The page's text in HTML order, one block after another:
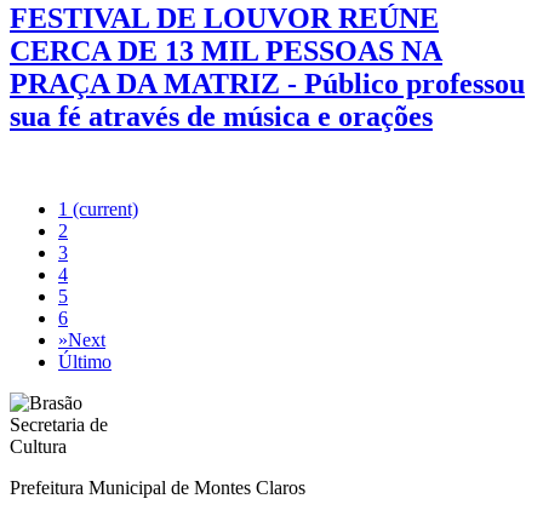
FESTIVAL DE LOUVOR REÚNE
CERCA DE 13 MIL PESSOAS NA
PRAÇA DA MATRIZ - Público professou
sua fé através de música e orações
1 (current)
2
3
4
5
6
»Next
Último
Prefeitura Municipal de Montes Claros